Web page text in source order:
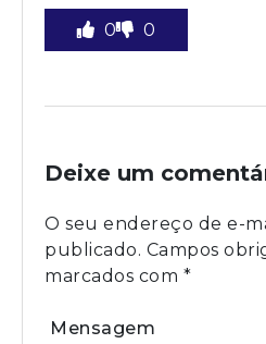
0 0
Deixe um
O seu endereço de e-
publicado. Campos
marcados com *
Mensagem